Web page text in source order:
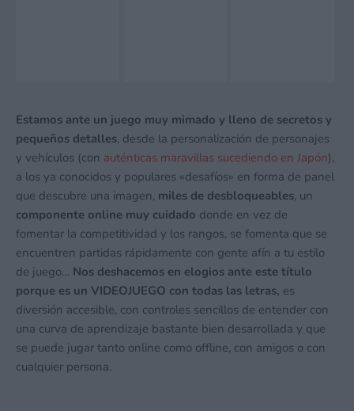
Estamos ante un juego muy mimado y lleno de secretos y
pequeños detalles, desde la personalización de personajes
y vehículos (con auténticas maravillas sucediendo en Japón),
a los ya conocidos y populares «desafíos» en forma de panel
que descubre una imagen, miles de desbloqueables, un
componente online muy cuidado donde en vez de
fomentar la competitividad y los rangos, se fomenta que se
encuentren partidas rápidamente con gente afín a tu estilo
de juego… Nos deshacemos en elogios ante este título
porque es un VIDEOJUEGO con todas las letras, es
diversión accesible, con controles sencillos de entender con
una curva de aprendizaje bastante bien desarrollada y que
se puede jugar tanto online como offline, con amigos o con
cualquier persona.